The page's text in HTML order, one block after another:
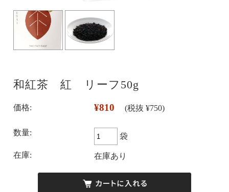
和紅茶 紅 リーフ50g
価格: ¥810 (税抜 ¥750)
数量: 袋
在庫: 在庫あり